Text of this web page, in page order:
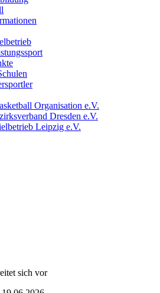
Organisation e.V.
Dresden e.V.
Leipzig e.V.
sich vor